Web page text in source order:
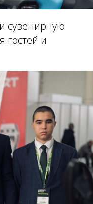
сувенирную
гостей и